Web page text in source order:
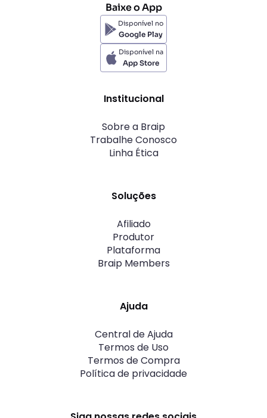
Baixe o App
Disponível no
Google Play
Disponível na
App Store
Institucional
Sobre a Braip
Trabalhe Conosco
Linha Ética
Soluções
Afiliado
Produtor
Plataforma
Braip Members
Ajuda
Central de Ajuda
Termos de Uso
Termos de Compra
Política de privacidade